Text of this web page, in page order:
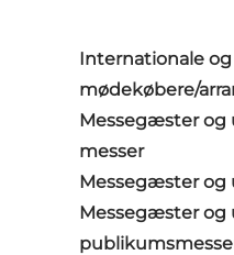
Internationale
mødekøbere/
Messegæster og
messer
Messegæster og
Messegæster og